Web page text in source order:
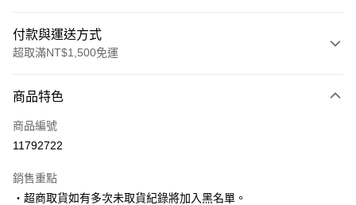
付款與運送方式
超取滿NT$1,500免運
信用卡一次付款
超商取貨付款
Apple Pay
商品特色
商品編號
11792722
銷售重點
‧超商取貨如有多次未取貨紀錄將加入黑名單。